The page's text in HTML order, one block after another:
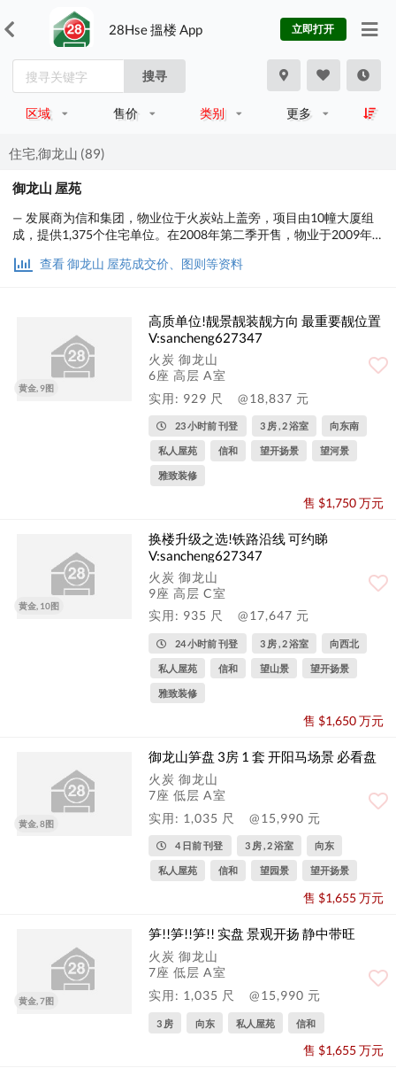
28Hse 搵楼 App 立即打开
搜寻
区域 售价 类别 更多
住宅,御龙山 (89)
御龙山 屋苑
— 发展商为信和集团，物业位于火炭站上盖旁，项目由10幢大厦组
成，提供1,375个住宅单位。在2008年第二季开售，物业于2009年
户，命名为Palazzo Villa，室内建筑面积2,019尺至4,178尺，并首创
查看 御龙山 屋苑成交价、图则等资料
黄金, 9图
高质单位!靓景靓装靓方向 最重要靓位置
V:sancheng627347
火炭 御龙山
6座 高层 A室
实用: 929 尺
@18,837 元
23 小时前 刊登 3 房 , 2 浴室 向东南
私人屋苑 信和 望开扬景 望河景
雅致装修
售 $1,750 万元
黄金, 10图
换楼升级之选!铁路沿线 可约睇
V:sancheng627347
火炭 御龙山
9座 高层 C室
实用: 935 尺
@17,647 元
24 小时前 刊登 3 房 , 2 浴室 向西北
私人屋苑 信和 望山景 望开扬景
雅致装修
售 $1,650 万元
黄金, 8图
御龙山笋盘 3房 1 套 开阳马场景 必看盘
火炭 御龙山
7座 低层 A室
实用: 1,035 尺
@15,990 元
4 日前 刊登 3 房 , 2 浴室 向东
私人屋苑 信和 望园景 望开扬景
售 $1,655 万元
黄金, 7图
笋!!笋!!笋!! 实盘 景观开扬 静中带旺
火炭 御龙山
7座 低层 A室
实用: 1,035 尺
@15,990 元
3 房 向东 私人屋苑 信和
售 $1,655 万元